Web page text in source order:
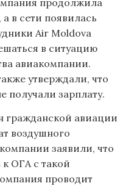
в сети появилась
Air Moldova
в ситуацию
авиакомпании.
утверждали, что
получали зарплату.
гражданской авиации
воздушного
заявили, что
ОГА с такой
проводит